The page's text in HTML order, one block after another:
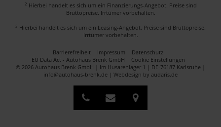
2 Hierbei handelt es sich um ein Finanzierungs-Angebot. Preise sind
Bruttopreise. Irrtümer vorbehalten.
3 Hierbei handelt es sich um ein Leasing-Angebot. Preise sind Bruttopreise.
Irrtümer vorbehalten.
Barrierefreiheit Impressum
Datenschutz
EU Data Act - Autohaus Brenk GmbH
Cookie Einstellungen
© 2026 Autohaus Brenk GmbH | Im Husarenlager 1 | DE-76187 Karlsruhe |
info@autohaus-brenk.de | Webdesign by audaris.de